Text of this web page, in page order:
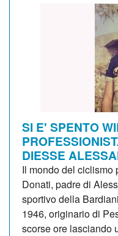
SI E' SPENTO
DIESSE
Il mondo del
Donati, padre di
sportivo della
1946, originario di
scorse ore lasciando